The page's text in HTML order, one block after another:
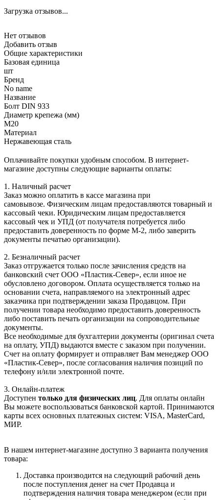
Загрузка отзывов...
Нет отзывов
Добавить отзыв
Общие характеристики
Базовая единица
шт
Бренд
No name
Название
Болт DIN 933
Диаметр крепежа (мм)
М20
Материал
Нержавеющая сталь
Оплачивайте покупки удобным способом. В интернет-
магазине доступны следующие варианты оплаты:
1. Наличный расчет
Заказ можно оплатить в кассе магазина при
самовывозе. Физическим лицам предоставляются товарный и
кассовый чеки. Юридическим лицам предоставляется
кассовый чек и УПД (от получателя потребуется либо
предоставить доверенность по форме М-2, либо заверить
документы печатью организации).
2. Безналичный расчет
Заказ отгружается только после зачисления средств на
банковский счет ООО «Пластик-Север», если иное не
обусловлено договором. Оплата осуществляется только на
основании счета, направляемого на электронный адрес
заказчика при подтверждении заказа Продавцом. При
получении товара необходимо предоставить доверенность
либо поставить печать организации на сопроводительные
документы.
Все необходимые для бухгалтерии документы (оригинал счета
на оплату, УПД) выдаются вместе с заказом при получении.
Счет на оплату формирует и отправляет Вам менеджер ООО
«Пластик-Север», после согласования наличия позиций по
телефону и/или электронной почте.
3. Онлайн-платеж
Доступен только для физических лиц. Для оплаты онлайн
Вы можете воспользоваться банковской картой. Принимаются
карты всех основных платежных систем: VISA, MasterCard,
МИР.
В нашем интернет-магазине доступно 3 варианта получения
товара:
Доставка производится на следующий рабочий день
после поступления денег на счет Продавца и
подтверждения наличия товара менеджером (если при